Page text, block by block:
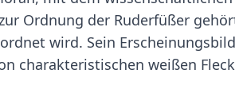
Ordnung der Ruderfüßer
wird. Sein
charakteristischen weißen